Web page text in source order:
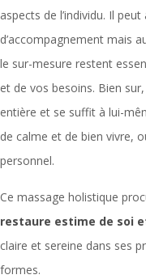
aspects de l’individu. Il
d’accompagnement mais
le sur-mesure restent
et de vos besoins. Bien
entière et se suffit à lui-
de calme et de bien vivre,
personnel.
Ce massage holistique
restaure estime de soi
claire et sereine dans ses
formes.